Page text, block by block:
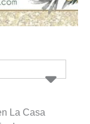
La Casa